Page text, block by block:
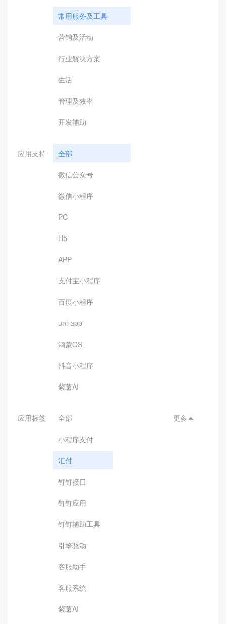
常用服务及工具
营销及活动
行业解决方案
生活
管理及效率
开发辅助
应用支持 全部
微信公众号
微信小程序
PC
H5
APP
支付宝小程序
百度小程序
uni-app
鸿蒙OS
抖音小程序
紫薯AI
应用标签 全部
小程序支付
汇付
钉钉接口
钉钉应用
钉钉辅助工具
引擎驱动
客服助手
客服系统
紫薯AI
更多 